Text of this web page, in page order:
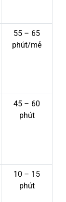
55 – 65
phút/mẻ
45 – 60
phút
10 – 15
phút